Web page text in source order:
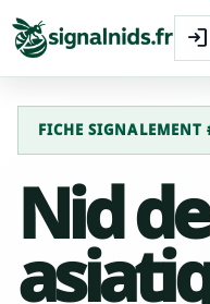
login
FICHE SIGNALEMENT
Nid